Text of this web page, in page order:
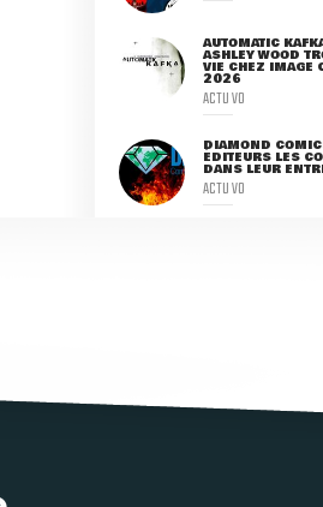
AUTOMATIC
ASHLEY WOOD
VIE CHEZ IMAGE
2026
ACTU VO
DIAMOND
ÉDITEURS LES
DANS LEUR
ACTU VO